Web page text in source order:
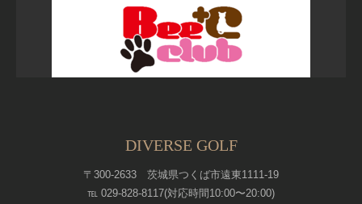
DIVERSE GOLF
〒300-2633 茨城県つくば市遠東1111-19
℡ 029-828-8117(対応時間10:00〜20:00)